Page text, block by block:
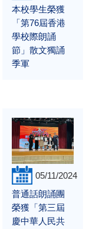
本校學生榮獲
「第76屆香港
學校際朗誦
節」散文獨誦
季軍
05/11/2024
普通話朗誦團
榮獲「第三屆
慶中華人民共